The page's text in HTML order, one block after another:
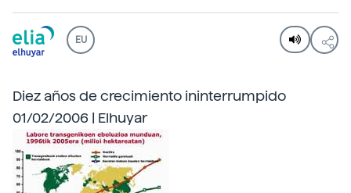
EU
Diez años de crecimiento ininterrumpido
01/02/2006 | Elhuyar